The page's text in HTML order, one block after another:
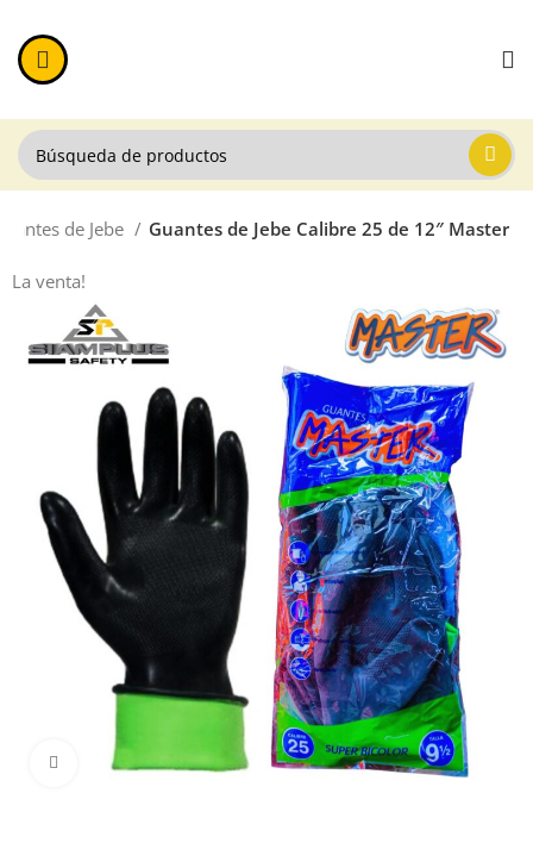
de Jebe Guantes de Jebe Calibre 25 de 12″ Master
La venta!
Haga Click para agrandar